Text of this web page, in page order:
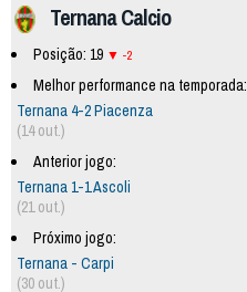
Ternana Calcio
Posição: 19 -2
Melhor performance na temporada:
Ternana 4-2 Piacenza
(14 out.)
Anterior jogo:
Ternana 1-1 Ascoli
(21 out.)
Próximo jogo:
Ternana - Carpi
(30 out.)